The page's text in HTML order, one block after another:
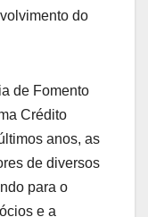
do
de Fomento
Crédito
anos, as
de diversos
para o
e a